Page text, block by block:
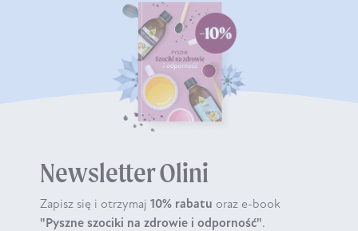
Newsletter Olini
Zapisz się i otrzymaj 10% rabatu oraz e-book
"Pyszne szociki na zdrowie i odporność".